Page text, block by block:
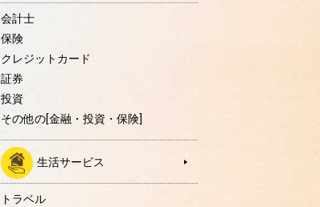
会計士
保険
クレジットカード
証券
投資
その他の[金融・投資・保険]
生活サービス
トラベル